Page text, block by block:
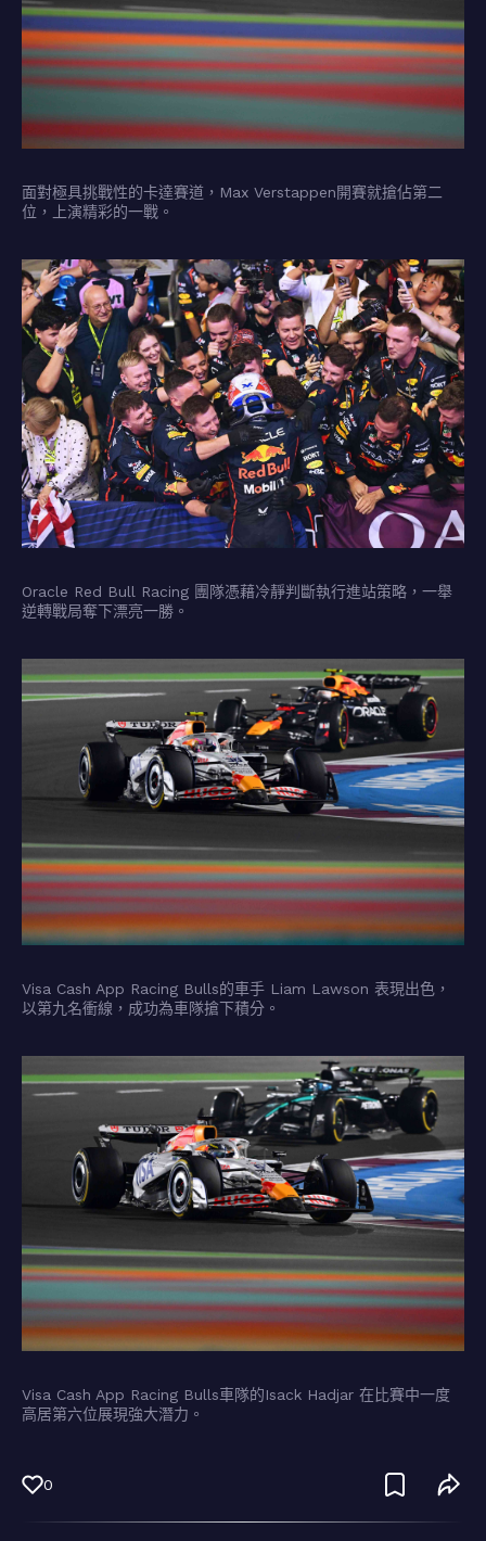
面對極具挑戰性的卡達賽道，Max Verstappen開賽就搶佔第二
位，上演精彩的一戰。
Oracle Red Bull Racing 團隊憑藉冷靜判斷執行進站策略，一舉
逆轉戰局奪下漂亮一勝。
Visa Cash App Racing Bulls的車手 Liam Lawson 表現出色，
以第九名衝線，成功為車隊搶下積分。
Visa Cash App Racing Bulls車隊的Isack Hadjar 在比賽中一度
高居第六位展現強大潛力。
0